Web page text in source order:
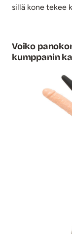
sillä kone tekee
Voiko
kumppanin